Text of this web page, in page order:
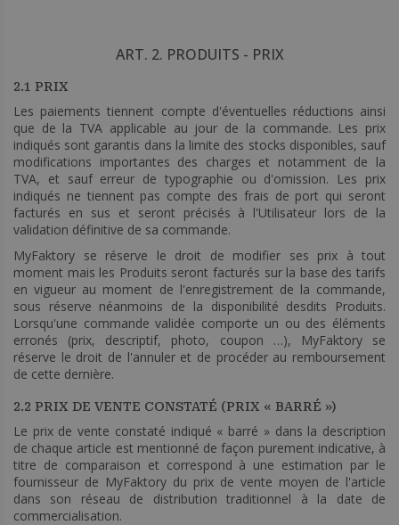
ART. 2. PRODUITS - PRIX
2.1 PRIX
Les paiements tiennent compte d'éventuelles réductions ainsi
que de la TVA applicable au jour de la commande. Les prix
indiqués sont garantis dans la limite des stocks disponibles, sauf
modifications importantes des charges et notamment de la
TVA, et sauf erreur de typographie ou d'omission. Les prix
indiqués ne tiennent pas compte des frais de port qui seront
facturés en sus et seront précisés à l'Utilisateur lors de la
validation définitive de sa commande.
MyFaktory se réserve le droit de modifier ses prix à tout
moment mais les Produits seront facturés sur la base des tarifs
en vigueur au moment de l'enregistrement de la commande,
sous réserve néanmoins de la disponibilité desdits Produits.
Lorsqu'une commande validée comporte un ou des éléments
erronés (prix, descriptif, photo, coupon …), MyFaktory se
réserve le droit de l'annuler et de procéder au remboursement
de cette dernière.
2.2 PRIX DE VENTE CONSTATÉ (PRIX « BARRÉ »)
Le prix de vente constaté indiqué « barré » dans la description
de chaque article est mentionné de façon purement indicative, à
titre de comparaison et correspond à une estimation par le
fournisseur de MyFaktory du prix de vente moyen de l'article
dans son réseau de distribution traditionnel à la date de
commercialisation.